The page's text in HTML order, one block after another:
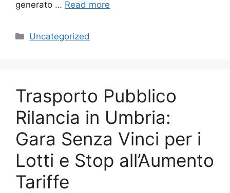
generato … Read more
Categories
Uncategorized
Trasporto Pubblico
Rilancia in Umbria:
Gara Senza Vinci per i
Lotti e Stop all’Aumento
Tariffe